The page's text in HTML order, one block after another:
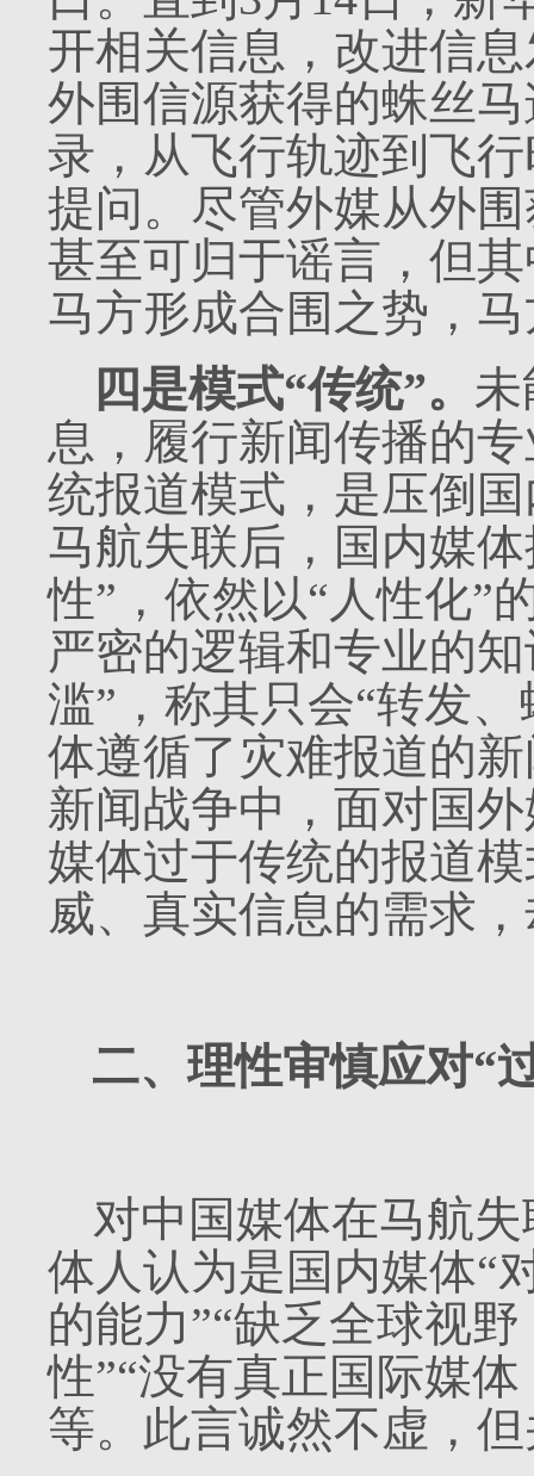
开相关信息，改进信
外围信源获得的蛛丝
录，从飞行轨迹到飞
提问。尽管外媒从外
甚至可归于谣言，但
马方形成合围之势，
四是模式“传统”。
息，履行新闻传播的
统报道模式，是压倒
马航失联后，国内媒
性”，依然以“人性化”
严密的逻辑和专业的
滥”，称其只会“转发
体遵循了灾难报道的
新闻战争中，面对国
媒体过于传统的报道
威、真实信息的需求
二、理性审慎应对“
对中国媒体在马航
体人认为是国内媒体“
的能力”“缺乏全球视
性”“没有真正国际媒
等。 此言诚然不虚，